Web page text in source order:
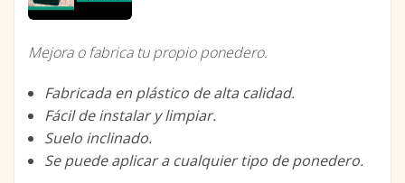
Mejora o fabrica tu propio ponedero.
Fabricada en plástico de alta calidad.
Fácil de instalar y limpiar.
Suelo inclinado.
Se puede aplicar a cualquier tipo de ponedero.